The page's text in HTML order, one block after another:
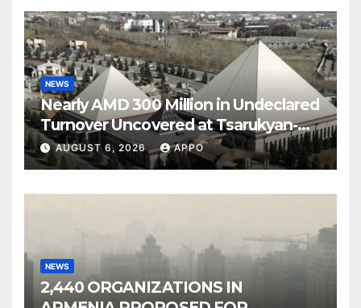
NEWS
Nearly AMD 300 Million in Undeclared
Turnover Uncovered at Tsarukyan-
Owned Entertainment Center
AUGUST 6, 2026 APPO
NEWS
2,440 ORGANIZATIONS IN